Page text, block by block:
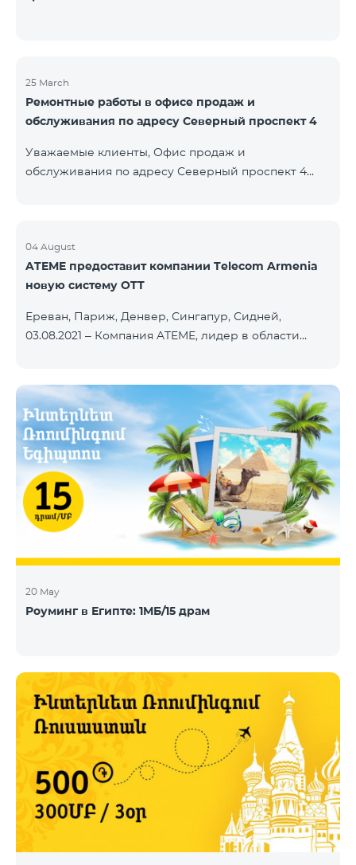
25 March
Ремонтные работы в офисе продаж и
обслуживания по адресу Северный проспект 4
Уважаемые клиенты, Офис продаж и
обслуживания по адресу Северный проспект 4
вопросам звоните по номеру 100 или можете
подойти в близлежайщие офисы: Амиряна 3 (Пон-
Воскр. 09:00-24:00) 900 м., 12 минут ходьбы Абовяна
Вы можете ознакомиться с адресами и рабочими
графиками всех офисов продаж и обсл
04 August
ATEME предоставит компании Telecom Armenia
новую систему OTT
Ереван, Париж, Денвер, Сингапур, Сидней,
03.08.2021 – Компания ATEME, лидер в области
заключении нового контракта с Telecom Armenia,
поставщиком услуг IPTV и OTT под брендом
Beeline, который запускает обновленный пакет
телевизионных услуг на рынке Армении.
Компания Telecom Armenia приняла решение
модернизировать существующую систему. Нам
требовалась производительная, масштабируемая
инфраструктура для пр
20 May
Роуминг в Египте: 1МБ/15 драм